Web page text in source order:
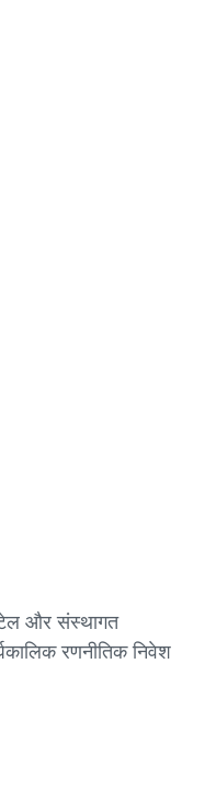
और संस्थागत
रणनीतिक निवेश